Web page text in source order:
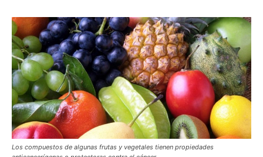
Los compuestos de algunas frutas y vegetales tienen propiedades